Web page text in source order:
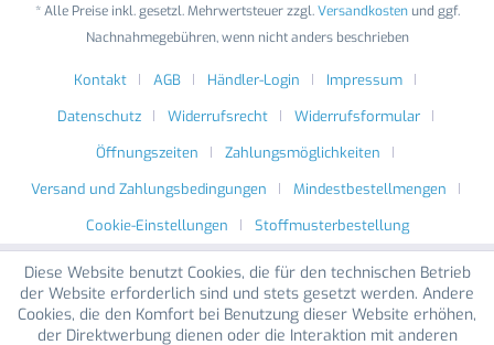
* Alle Preise inkl. gesetzl. Mehrwertsteuer zzgl.Versandkostenund ggf.
Nachnahmegebühren, wenn nicht anders beschrieben
Kontakt AGB Händler-Login
Impressum
Datenschutz
Widerrufsrecht
Widerrufsformular
Öffnungszeiten
Zahlungsmöglichkeiten
Versand und Zahlungsbedingungen
Mindestbestellmengen
Cookie-Einstellungen
Stoffmusterbestellung
Diese Website benutzt Cookies, die für den technischen Betrieb
der Website erforderlich sind und stets gesetzt werden. Andere
Cookies, die den Komfort bei Benutzung dieser Website erhöhen,
der Direktwerbung dienen oder die Interaktion mit anderen